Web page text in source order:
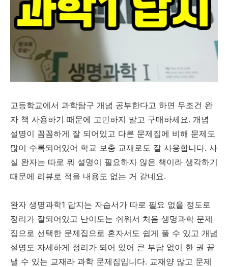
고등학교에서 과학탐구 개념 공부한다고 하면 무조건 완
자 책 사용하기 때문에 고민하지 말고 구매하세요. 개념
설명이 꼼꼼하게 잘 되어있고 다른 문제집에 비해 문제도
많이 수록되어있어 학교 보충 교재로도 잘 사용합니다. 사
실 완자는 따로 뭐 설명이 필요하지 않은 책이라 생각하기
때문에 리뷰로 적을 내용도 없는 거 같네요.
완자 생명과학1 답지는 자습서가 따로 필요 없을 정도로
정리가 잘되어있고 난이도는 쉬워서 처음 생명과학 문제
집으로 선택한 문제집으로 혼자서도 쉽게 풀 수 있고 개념
설명도 자세하게 정리가 되어 있어 큰 부담 없이 한 권 끝
낼 수 있는 교재라 과학 문제집입니다. 교재양 많고 문제